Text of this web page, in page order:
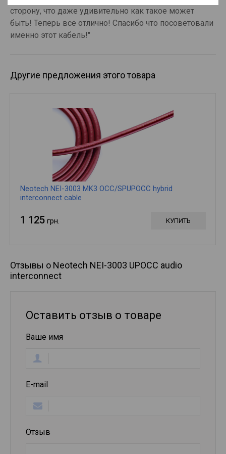
сторону, что даже удивительно как такое может
быть! Теперь все отлично! Спасибо что посоветовали
именно этот кабель!"
Другие предложения этого товара
Neotech NEI-3003 MK3 OCC/SPUPOCC hybrid
interconnect cable
1 125 грн. КУПИТЬ
Отзывы о Neotech NEI-3003 UPOCC audio
interconnect
Оставить отзыв о товаре
Ваше имя
E-mail
Отзыв